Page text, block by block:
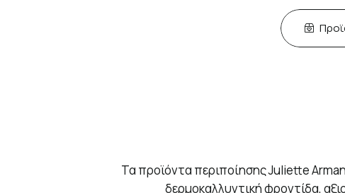
Τα προϊόντα περιποίησης Juliette
δερμοκαλλυντική φροντίδα,